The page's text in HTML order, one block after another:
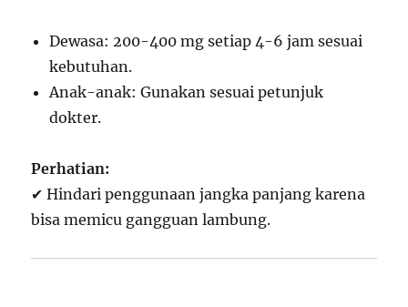
Dewasa: 200-400 mg setiap 4-6 jam sesuai
kebutuhan.
Anak-anak: Gunakan sesuai petunjuk
dokter.
Perhatian:
✔ Hindari penggunaan jangka panjang karena
bisa memicu gangguan lambung.